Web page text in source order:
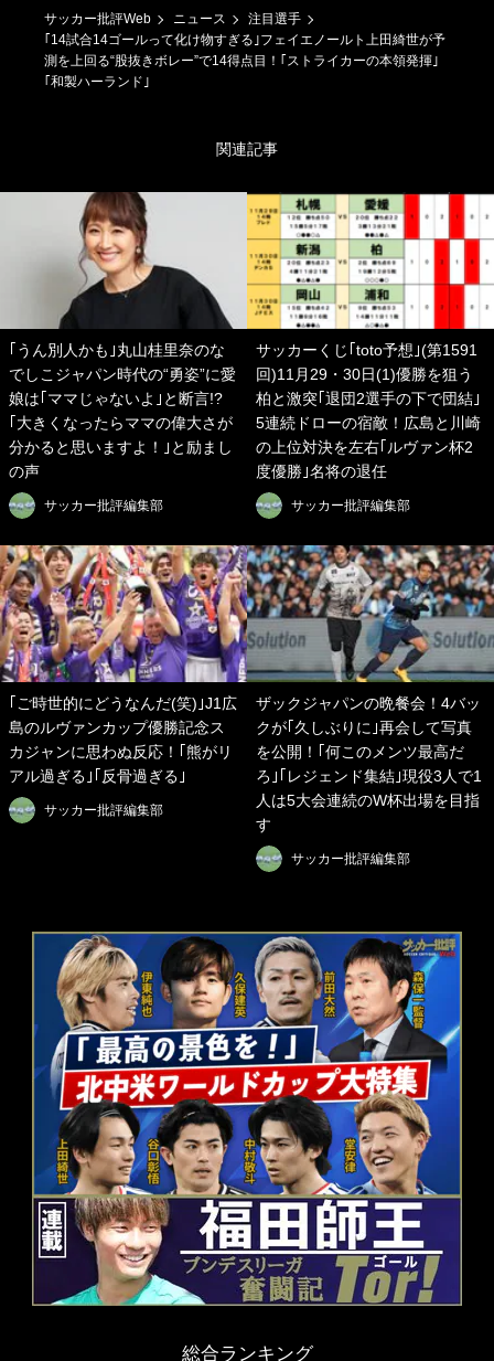
サッカー批評Web ニュース
注目選手
｢14試合14ゴールって化け物すぎる｣フェイエノールト上田綺世が予
測を上回る“股抜きボレー”で14得点目！｢ストライカーの本領発揮｣
｢和製ハーランド｣
関連記事
｢うん別人かも｣丸山桂里奈のな
でしこジャパン時代の“勇姿”に愛
娘は｢ママじゃないよ｣と断言!?
｢大きくなったらママの偉大さが
分かると思いますよ！｣と励まし
の声
サッカー批評編集部
サッカーくじ｢toto予想｣(第1591
回)11月29・30日(1)優勝を狙う
柏と激突｢退団2選手の下で団結｣
5連続ドローの宿敵！広島と川崎
の上位対決を左右｢ルヴァン杯2
度優勝｣名将の退任
サッカー批評編集部
｢ご時世的にどうなんだ(笑)｣J1広
島のルヴァンカップ優勝記念ス
カジャンに思わぬ反応！｢熊がリ
アル過ぎる｣｢反骨過ぎる｣
サッカー批評編集部
ザックジャパンの晩餐会！4バッ
クが｢久しぶりに｣再会して写真
を公開！｢何このメンツ最高だ
ろ｣｢レジェンド集結｣現役3人で1
人は5大会連続のW杯出場を目指
す
サッカー批評編集部
総合ランキング